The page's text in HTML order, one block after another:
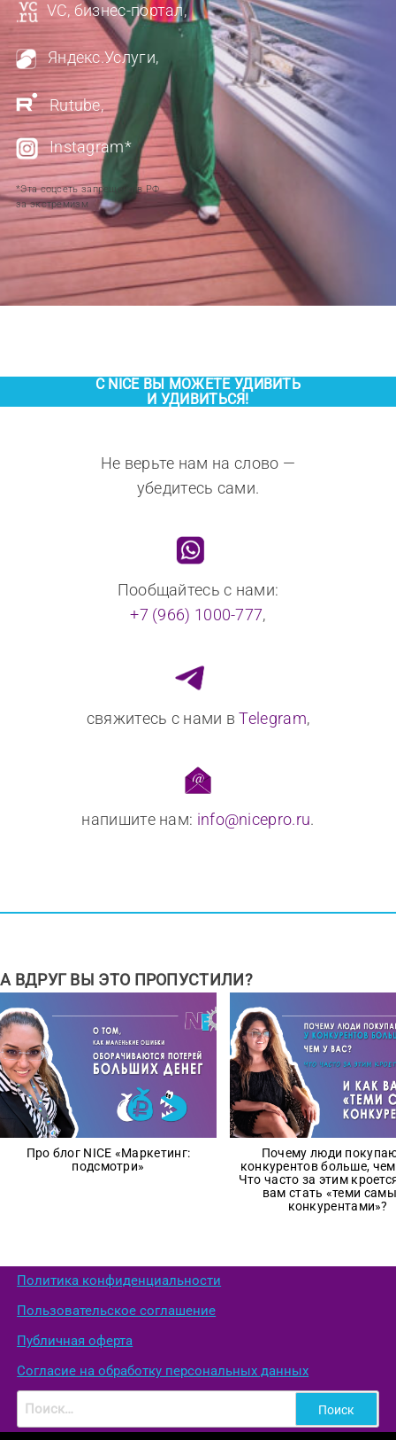
VC, бизнес-портал,
Яндекс.Услуги,
Rutube,
Instagram*
*Эта соцсеть запрещена в РФ
за экстремизм
С NICE ВЫ МОЖЕТЕ УДИВИТЬ
И УДИВИТЬСЯ!
Не верьте нам на слово —
убедитесь сами.
Пообщайтесь с нами:
+7 (966) 1000-777,
свяжитесь с нами вTelegram,
напишите нам: info@nicepro.ru.
А ВДРУГ ВЫ ЭТО ПРОПУСТИЛИ?
Про блог NICE «Маркетинг:
подсмотри»
Почему люди
конкурентов больше,
Что часто за этим
вам стать «теми
конкурентами»?
Политика конфиденциальности
Пользовательское соглашение
Публичная оферта
Согласие на обработку персональных данных
Найти: